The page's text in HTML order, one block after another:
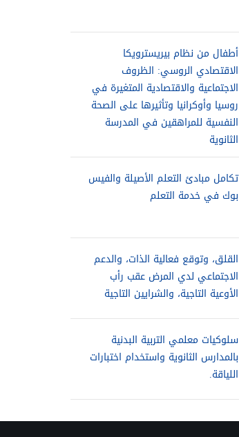
أطفال من نظام بيريسترويكا
الاقتصادي الروسي: الظروف
الاجتماعية والاقتصادية المتغيرة في
روسيا وأوكرانيا وتأثيرها على الصحة
النفسية للمراهقين في المدرسة
الثانوية
تكامل مبادئ التعلم الأصيلة والفيس
بوك في خدمة التعلم
القلق، وتوقع فعالية الذات، والدعم
الاجتماعي لدي المرض عقب رأب
الأوعية التاجية، والشرايين التاجية
سلوكيات معلمي التربية البدنية
بالمدارس الثانوية واستخدام اختبارات
اللياقة.